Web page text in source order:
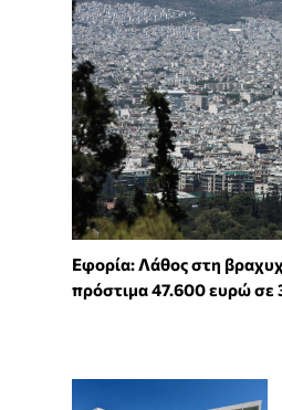
Εφορία: Λάθος στη
πρόστιμα 47.600 ευρώ σε